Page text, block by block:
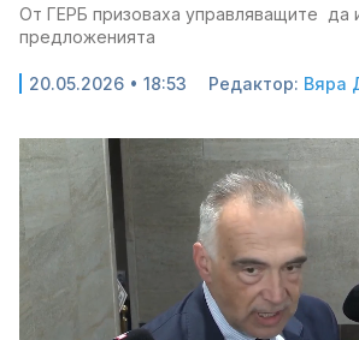
От ГЕРБ призоваха управляващите да
предложенията
20.05.2026 • 18:53 Редактор: Вяра